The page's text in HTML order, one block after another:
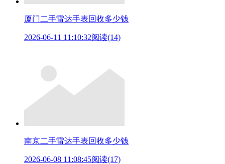
厦门二手雷达手表回收多少钱
2026-06-11 11:10:32阅读(14)
南京二手雷达手表回收多少钱
2026-06-08 11:08:45阅读(17)